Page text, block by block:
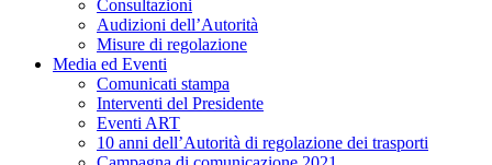
Consultazioni
Audizioni dell’Autorità
Misure di regolazione
Media ed Eventi
Comunicati stampa
Interventi del Presidente
Eventi ART
10 anni dell’Autorità di regolazione dei trasporti